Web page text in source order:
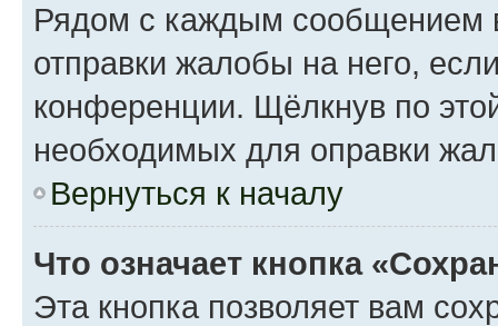
Рядом с каждым сообщением
отправки жалобы на него,
конференции. Щёлкнув по
необходимых для оправки
Вернуться к началу
Что означает кнопка
Эта кнопка позволяет вам